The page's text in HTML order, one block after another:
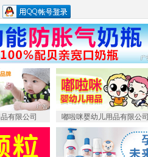
有限公司 嘟啦咪婴幼儿用品有限公司